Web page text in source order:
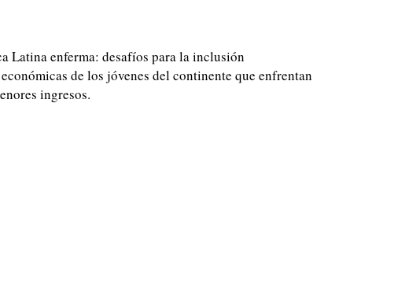
Latina enferma: desafíos para la inclusión
de los jóvenes del continente que enfrentan
ingresos.